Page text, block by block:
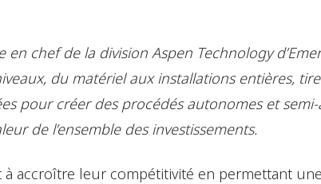
en chef de la division Aspen Technology
du matériel aux installations entières,
pour créer des procédés autonomes et
de l’ensemble des investissements.
à accroître leur compétitivité en permettant